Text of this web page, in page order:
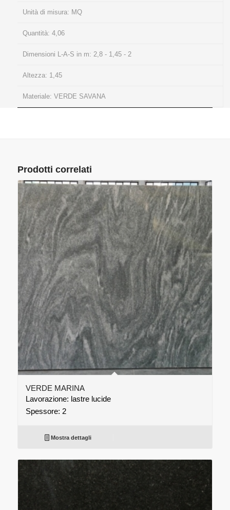
Unità di misura: MQ
Quantità: 4,06
Dimensioni L-A-S in m: 2,8 - 1,45 - 2
Altezza: 1,45
Materiale: VERDE SAVANA
Prodotti correlati
VERDE MARINA
Lavorazione: lastre lucide
Spessore: 2
Mostra dettagli